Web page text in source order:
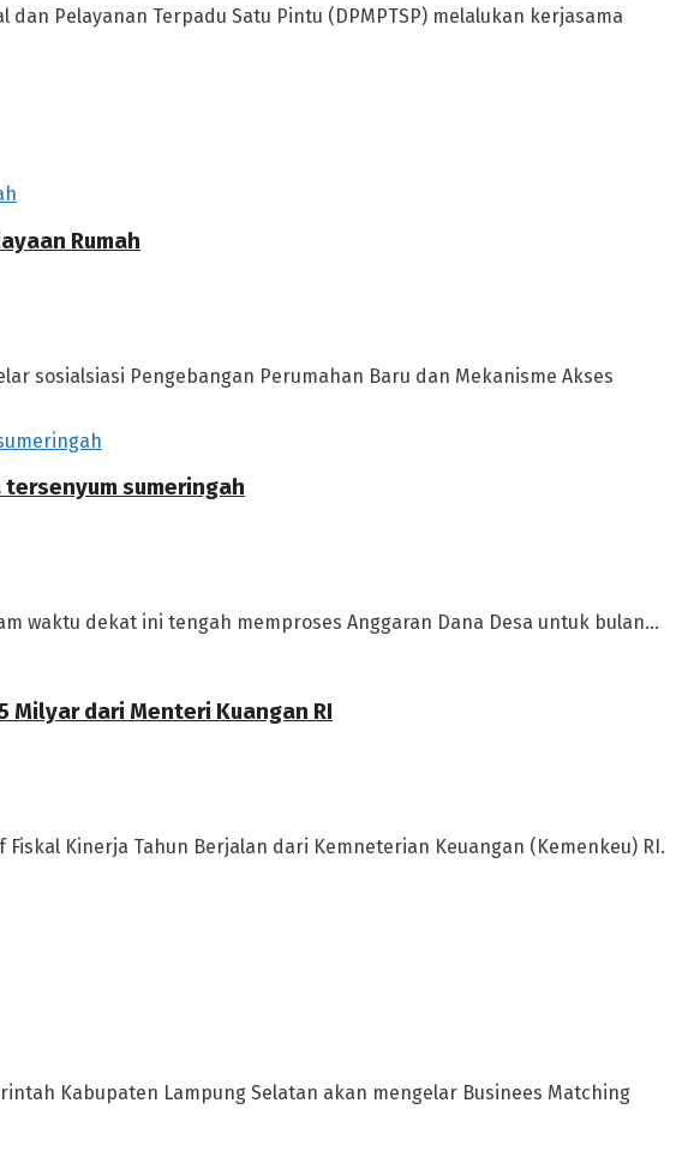
Pelayanan Terpadu Satu Pintu (DPMPTSP) melalukan kerjasama
Rumah
sosialsiasi Pengebangan Perumahan Baru dan Mekanisme Akses
tersenyum sumeringah
waktu dekat ini tengah memproses Anggaran Dana Desa untuk bulan...
Milyar dari Menteri Kuangan RI
Kinerja Tahun Berjalan dari Kemneterian Keuangan (Kemenkeu) RI.
Kabupaten Lampung Selatan akan mengelar Businees Matching